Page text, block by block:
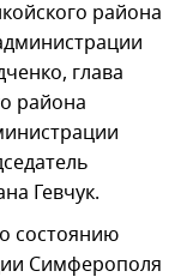
района
глава
района
Гевчук.
состоянию
Симферополя